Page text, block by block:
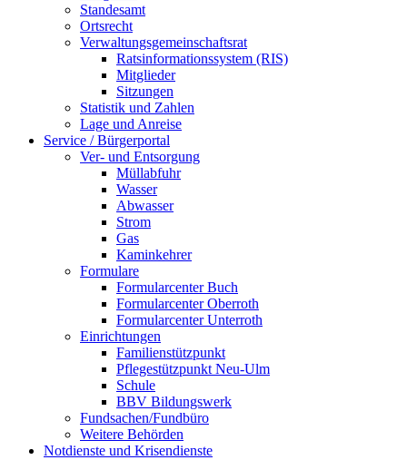
Standesamt
Ortsrecht
Verwaltungsgemeinschaftsrat
Ratsinformationssystem (RIS)
Mitglieder
Sitzungen
Statistik und Zahlen
Lage und Anreise
Service / Bürgerportal
Ver- und Entsorgung
Müllabfuhr
Wasser
Abwasser
Strom
Gas
Kaminkehrer
Formulare
Formularcenter Buch
Formularcenter Oberroth
Formularcenter Unterroth
Einrichtungen
Familienstützpunkt
Pflegestützpunkt Neu-Ulm
Schule
BBV Bildungswerk
Fundsachen/Fundbüro
Weitere Behörden
Notdienste und Krisendienste